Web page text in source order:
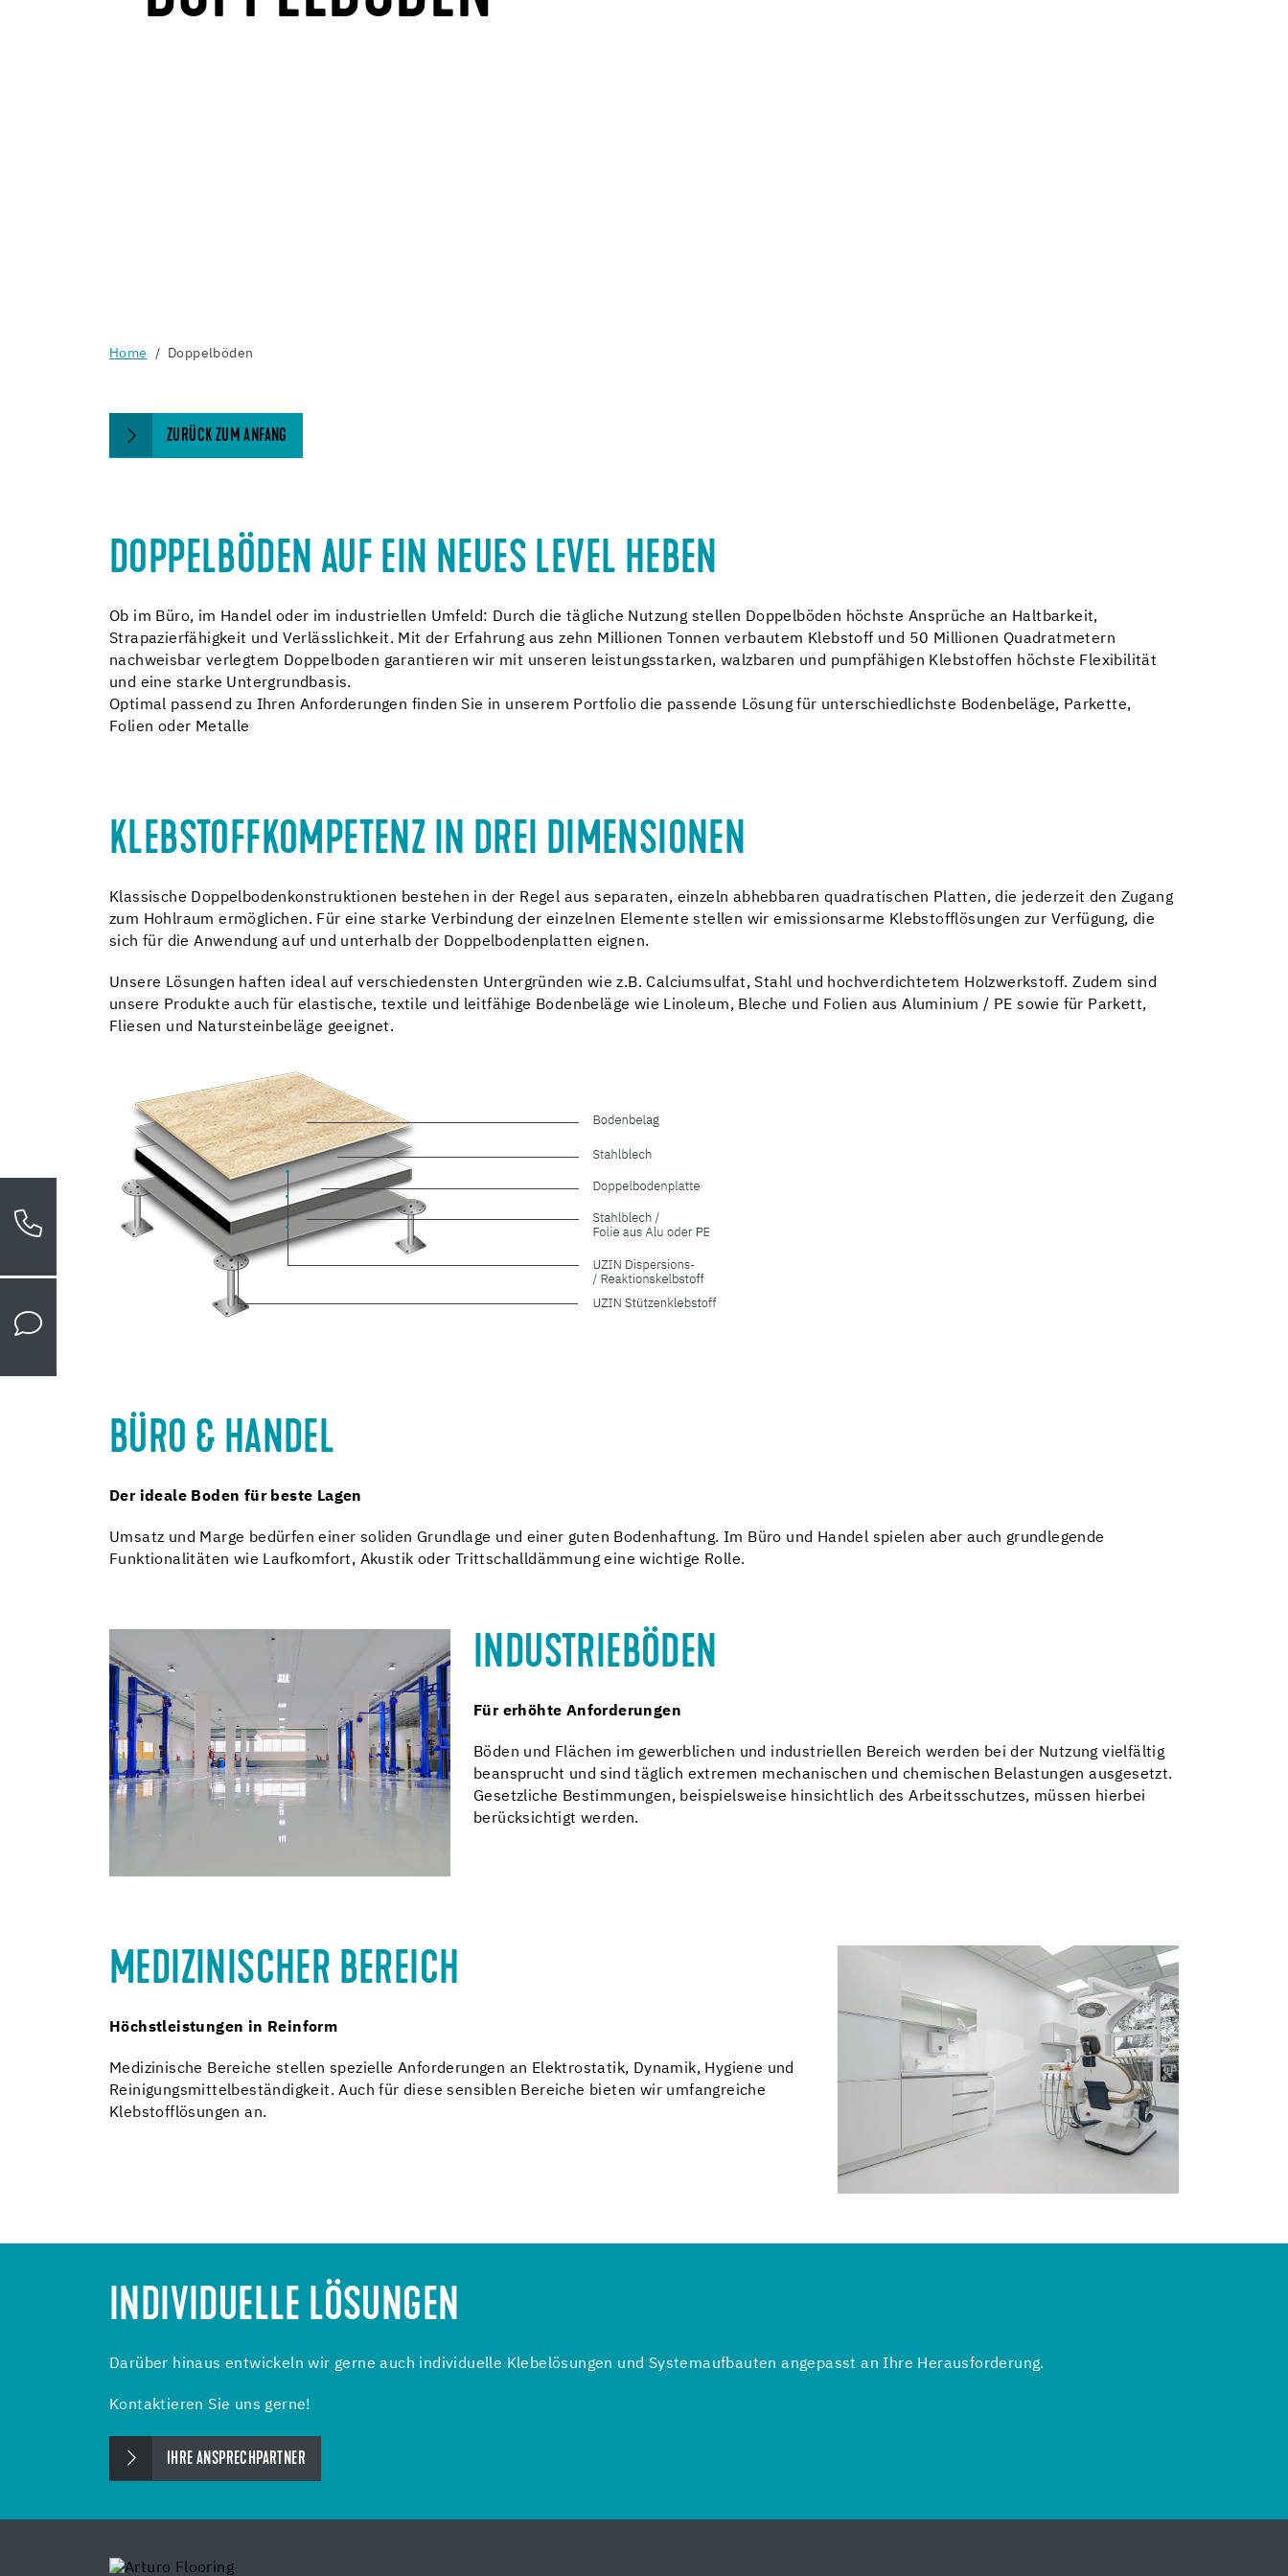
Home Doppelböden
ZURÜCK ZUM ANFANG
DOPPELBÖDEN AUF EIN NEUES LEVEL HEBEN
Ob im Büro, im Handel oder im industriellen Umfeld: Durch die tägliche Nutzung stellen Doppelböden höchste Ansprüche an Haltbarkeit,
Strapazierfähigkeit und Verlässlichkeit. Mit der Erfahrung aus zehn Millionen Tonnen verbautem Klebstoff und 50 Millionen Quadratmetern
nachweisbar verlegtem Doppelboden garantieren wir mit unseren leistungsstarken, walzbaren und pumpfähigen Klebstoffen höchste Flexibilität
und eine starke Untergrundbasis.
Optimal passend zu Ihren Anforderungen finden Sie in unserem Portfolio die passende Lösung für unterschiedlichste Bodenbeläge, Parkette,
Folien oder Metalle
KLEBSTOFFKOMPETENZ IN DREI DIMENSIONEN
Klassische Doppelbodenkonstruktionen bestehen in der Regel aus separaten, einzeln abhebbaren quadratischen Platten, die jederzeit den Zugang
zum Hohlraum ermöglichen. Für eine starke Verbindung der einzelnen Elemente stellen wir emissionsarme Klebstofflösungen zur Verfügung, die
sich für die Anwendung auf und unterhalb der Doppelbodenplatten eignen.
Unsere Lösungen haften ideal auf verschiedensten Untergründen wie z.B. Calciumsulfat, Stahl und hochverdichtetem Holzwerkstoff. Zudem sind
unsere Produkte auch für elastische, textile und leitfähige Bodenbeläge wie Linoleum, Bleche und Folien aus Aluminium / PE sowie für Parkett,
Fliesen und Natursteinbeläge geeignet.
BÜRO & HANDEL
Der ideale Boden für beste Lagen
Umsatz und Marge bedürfen einer soliden Grundlage und einer guten Bodenhaftung. Im Büro und Handel spielen aber auch grundlegende
Funktionalitäten wie Laufkomfort, Akustik oder Trittschalldämmung eine wichtige Rolle.
INDUSTRIEBÖDEN
Für erhöhte Anforderungen
Böden und Flächen im gewerblichen und industriellen Bereich werden bei der Nutzung vielfältig
beansprucht und sind täglich extremen mechanischen und chemischen Belastungen ausgesetzt.
Gesetzliche Bestimmungen, beispielsweise hinsichtlich des Arbeitsschutzes, müssen hierbei
berücksichtigt werden.
MEDIZINISCHER BEREICH
Höchstleistungen in Reinform
Medizinische Bereiche stellen spezielle Anforderungen an Elektrostatik, Dynamik, Hygiene und
Reinigungsmittelbeständigkeit. Auch für diese sensiblen Bereiche bieten wir umfangreiche
Klebstofflösungen an.
INDIVIDUELLE LÖSUNGEN
Darüber hinaus entwickeln wir gerne auch individuelle Klebelösungen und Systemaufbauten angepasst an Ihre Herausforderung.
Kontaktieren Sie uns gerne!
IHRE ANSPRECHPARTNER